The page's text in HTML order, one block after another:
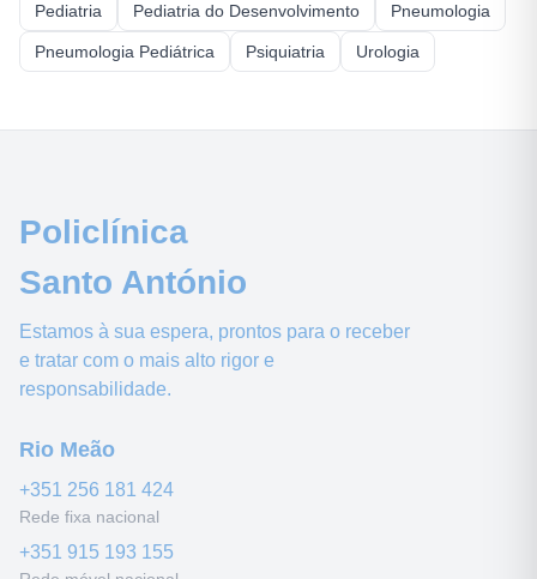
Pediatria Pediatria do Desenvolvimento Pneumologia
Pneumologia Pediátrica Psiquiatria Urologia
Policlínica
Santo António
Estamos à sua espera, prontos para o receber
e tratar com o mais alto rigor e
responsabilidade.
Rio Meão
+351 256 181 424
Rede fixa nacional
+351 915 193 155